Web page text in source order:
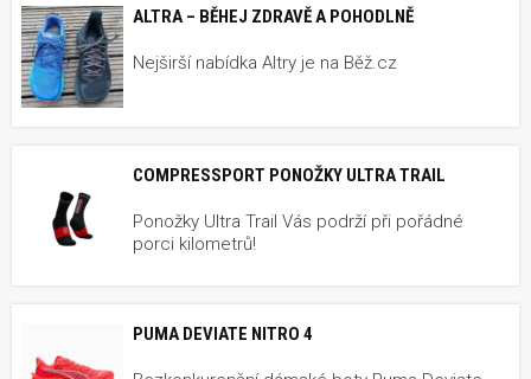
ALTRA – BĚHEJ ZDRAVĚ A POHODLNĚ
Nejširší nabídka Altry je na Běž.cz
COMPRESSPORT PONOŽKY ULTRA TRAIL
Ponožky Ultra Trail Vás podrží při pořádné
porci kilometrů!
PUMA DEVIATE NITRO 4